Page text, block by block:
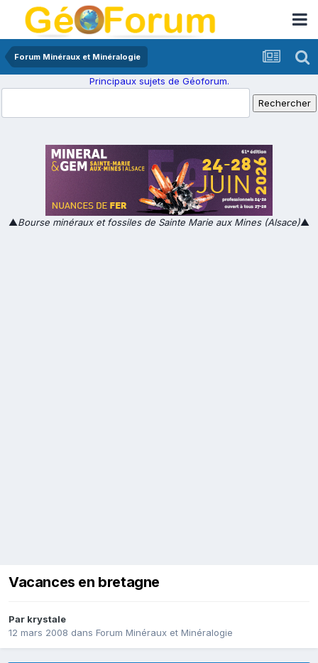
Forum Minéraux et Minéralogie
Principaux sujets de Géoforum.
▲Bourse minéraux et fossiles de Sainte Marie aux Mines (Alsace)▲
Vacances en bretagne
Par krystale
12 mars 2008 dans Forum Minéraux et Minéralogie